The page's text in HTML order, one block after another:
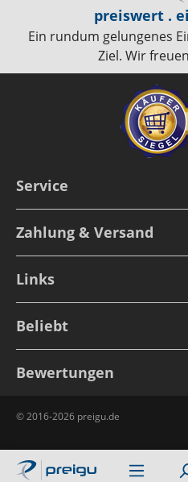
preiswert .
Ein rundum gelungenes
Ziel. Wir
Service
Zahlung & Versand
Links
Beliebt
Bewertungen
© 2016-2026 preigu.de